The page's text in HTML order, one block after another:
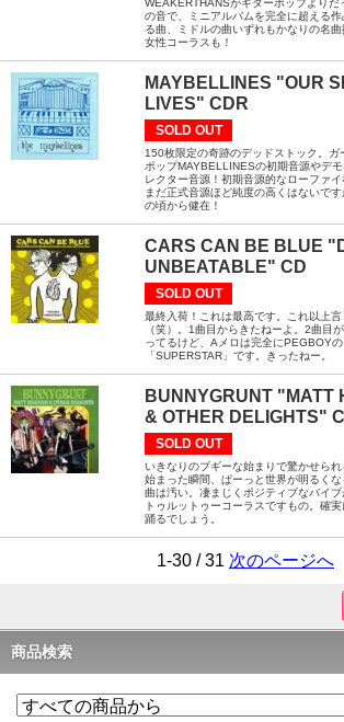
WEAKERTHANSがギターポップよりだ
の音で、ミニアルバムを完全に超える
る曲、ミドルの曲いずれもかなりの名
女性コーラスも！
MAYBELLINES "OUR
LIVES" CDR
SOLD OUT
150枚限定の奇跡のデッドストック。ガ
ポップMAYBELLINESの初期音源やデ
レクター音源！初期音源的なローファイ
まだ正式音源ほど純度の高くはないで
の頃から健在！
CARS CAN BE BLUE
UNBEATABLE" CD
SOLD OUT
最終入荷！これは最高です。これ以上
（笑）。1曲目からきたねーよ。2曲目
ってるけど、Aメロは完全にPEGBOYの
「SUPERSTAR」です。きったねー。
BUNNYGRUNT "MATT
& OTHER DELIGHTS"
SOLD OUT
いきなりのブギーな始まりで驚かせら
始まった瞬間、ぱーっと世界が明るく
曲は汚い。凄まじくポジティブなバイブ
トゥルットゥーコーラスですもの。確
踊るでしょう。
1-30 / 31 次のページへ
商品検索